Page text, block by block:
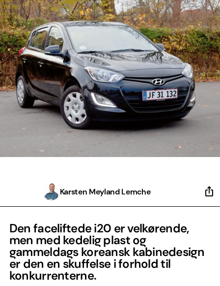
Karsten Meyland Lemche
Den faceliftede i20 er velkørende,
men med kedelig plast og
gammeldags koreansk kabinedesign
er den en skuffelse i forhold til
konkurrenterne.